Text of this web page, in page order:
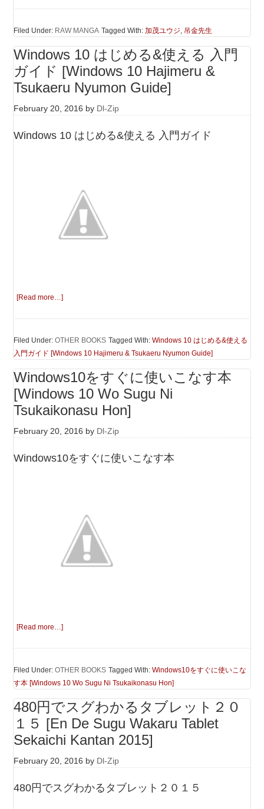
Filed Under: RAW MANGA Tagged With:加茂ユウジ, 吊金先生
Windows 10 はじめる&使える 入門
ガイド [Windows 10 Hajimeru &
Tsukaeru Nyumon Guide]
February 20, 2016 by Dl-Zip
Windows 10 はじめる&使える 入門ガイド
[Read more…]
Filed Under:OTHER BOOKS Tagged With:Windows 10 はじめる&使える
入門ガイド [Windows 10 Hajimeru & Tsukaeru Nyumon Guide]
Windows10をすぐに使いこなす本
[Windows 10 Wo Sugu Ni
Tsukaikonasu Hon]
February 20, 2016 by Dl-Zip
Windows10をすぐに使いこなす本
[Read more…]
Filed Under:OTHER BOOKS Tagged With:Windows10をすぐに使いこな
す本 [Windows 10 Wo Sugu Ni Tsukaikonasu Hon]
480円でスグわかるタブレット２０
１５ [En De Sugu Wakaru Tablet
Sekaichi Kantan 2015]
February 20, 2016 by Dl-Zip
480円でスグわかるタブレット２０１５